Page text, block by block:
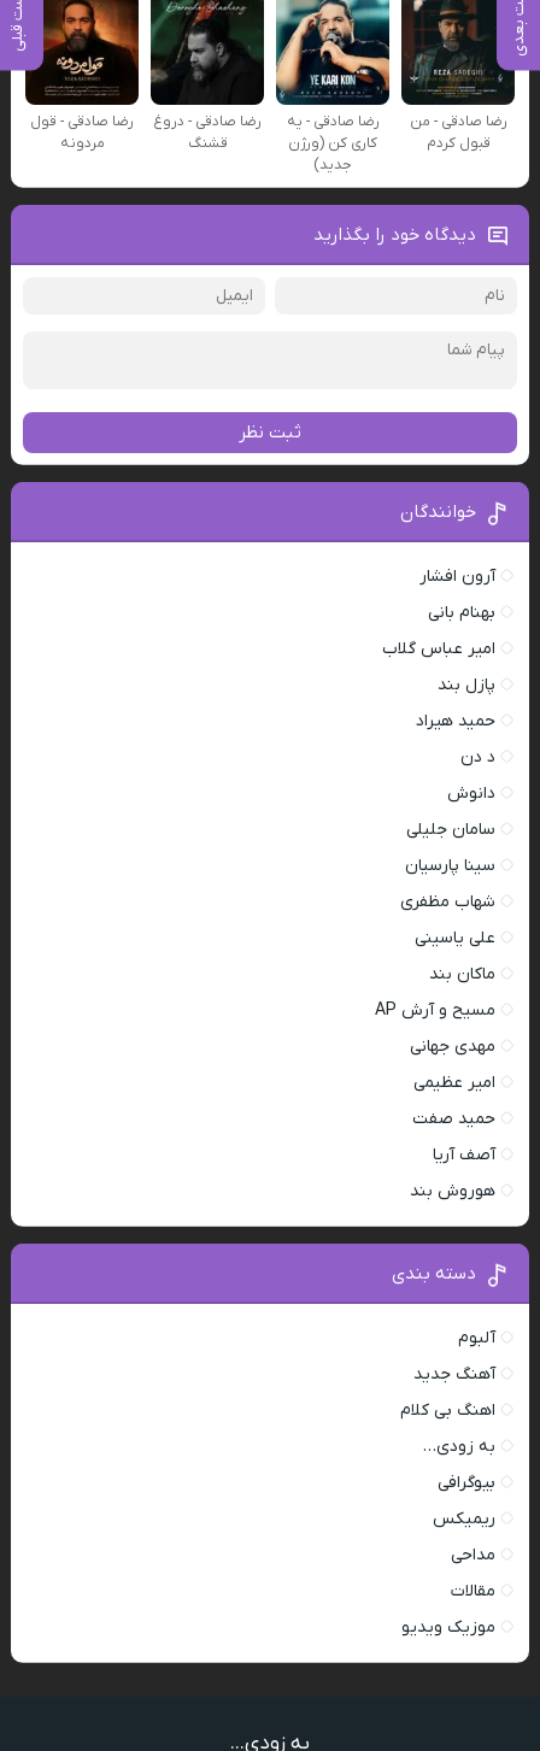
پست بعدی پست قبلی
رضا صادقی - من
قبول کردم
رضا صادقی - یه
کاری کن (ورژن
جدید)
رضا صادقی - دروغ
قشنگ
رضا صادقی - قول
مردونه
دیدگاه خود را بگذارید
ثبت نظر
خوانندگان
آرون افشار
بهنام بانی
امیر عباس گلاب
پازل بند
حمید هیراد
د دن
دانوش
سامان جلیلی
سینا پارسیان
شهاب مظفری
علی یاسینی
ماکان بند
مسیح و آرش AP
مهدی جهانی
امیر عظیمی
حمید صفت
آصف آریا
هوروش بند
دسته بندی
آلبوم
آهنگ جدید
اهنگ بی کلام
به زودی…
بیوگرافی
ریمیکس
مداحی
مقالات
موزیک ویدیو
به زودی...